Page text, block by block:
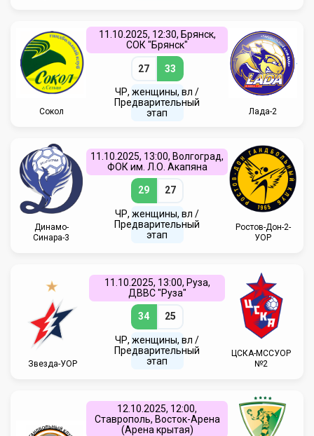
Сокол
11.10.2025, 12:30, Брянск,
СОК "Брянск"
27 33
ЧР, женщины, вл /
Предварительный
этап
Лада-2
Динамо-
Синара-3
11.10.2025, 13:00, Волгоград,
ФОК им. Л.О. Акапяна
29 27
ЧР, женщины, вл /
Предварительный
этап
Ростов-Дон-2-
УОР
Звезда-УОР
11.10.2025, 13:00, Руза,
ДВВС "Руза"
34 25
ЧР, женщины, вл /
Предварительный
этап
ЦСКА-МССУОР
№2
12.10.2025, 12:00,
Ставрополь, Восток-Арена
(Арена крытая)